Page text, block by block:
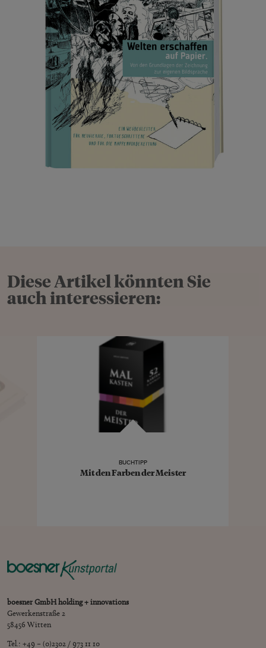
Diese Artikel könnten Sie
auch interessieren:
BUCHTIPP
Mit den Farben der Meister
boesner GmbH holding + innovations
Gewerkenstraße 2
58456 Witten
Tel.: +49 – (0)2302 / 973 11 10